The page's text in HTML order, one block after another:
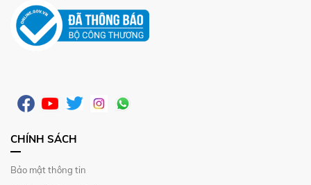
CHÍNH SÁCH
Bảo mật thông tin